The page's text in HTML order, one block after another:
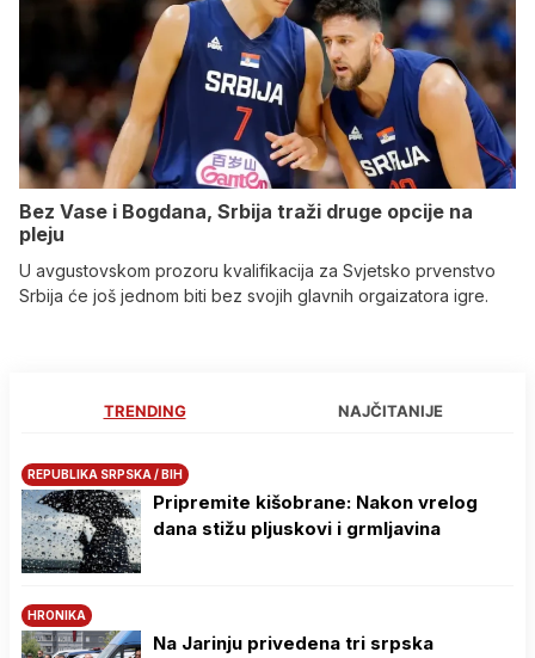
Bez Vase i Bogdana, Srbija traži druge opcije na
pleju
U avgustovskom prozoru kvalifikacija za Svjetsko prvenstvo
Srbija će još jednom biti bez svojih glavnih orgaizatora igre.
TRENDING NAJČITANIJE
REPUBLIKA SRPSKA / BIH
Pripremite kišobrane: Nakon vrelog
dana stižu pljuskovi i grmljavina
HRONIKA
Na Јarinju privedena tri srpska